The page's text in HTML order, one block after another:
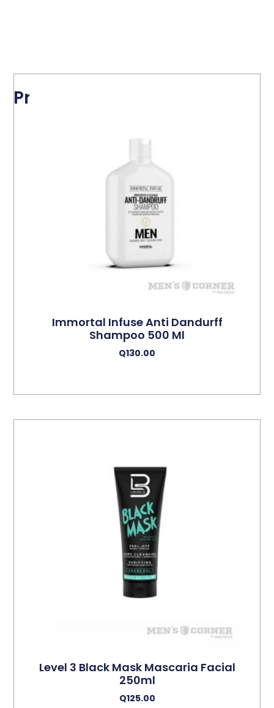
Productos relacionados
Immortal Infuse Anti Dandurff
Shampoo 500 Ml
Q130.00
Level 3 Black Mask Mascaria Facial
250ml
Q125.00